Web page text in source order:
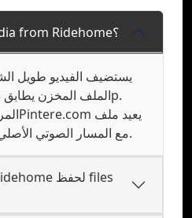
كيف أقوم بـ save media from Ridehome؟
MP4 or JPG مع المسار الصوتي الأصلي محفوظ.